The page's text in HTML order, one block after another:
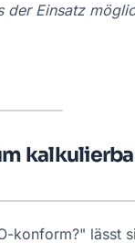
der Einsatz
konform?" lässt